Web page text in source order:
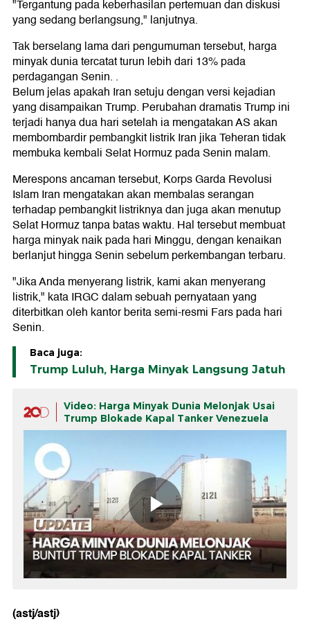
"Tergantung pada keberhasilan pertemuan dan diskusi
yang sedang berlangsung," lanjutnya.
Tak berselang lama dari pengumuman tersebut, harga
minyak dunia tercatat turun lebih dari 13% pada
perdagangan Senin. .
Belum jelas apakah Iran setuju dengan versi kejadian
yang disampaikan Trump. Perubahan dramatis Trump ini
terjadi hanya dua hari setelah ia mengatakan AS akan
membombardir pembangkit listrik Iran jika Teheran tidak
membuka kembali Selat Hormuz pada Senin malam.
Merespons ancaman tersebut, Korps Garda Revolusi
Islam Iran mengatakan akan membalas serangan
terhadap pembangkit listriknya dan juga akan menutup
Selat Hormuz tanpa batas waktu. Hal tersebut membuat
harga minyak naik pada hari Minggu, dengan kenaikan
berlanjut hingga Senin sebelum perkembangan terbaru.
"Jika Anda menyerang listrik, kami akan menyerang
listrik," kata IRGC dalam sebuah pernyataan yang
diterbitkan oleh kantor berita semi-resmi Fars pada hari
Senin.
Baca juga:
Trump Luluh, Harga Minyak Langsung Jatuh
Video: Harga Minyak Dunia Melonjak Usai
Trump Blokade Kapal Tanker Venezuela
(astj/astj)